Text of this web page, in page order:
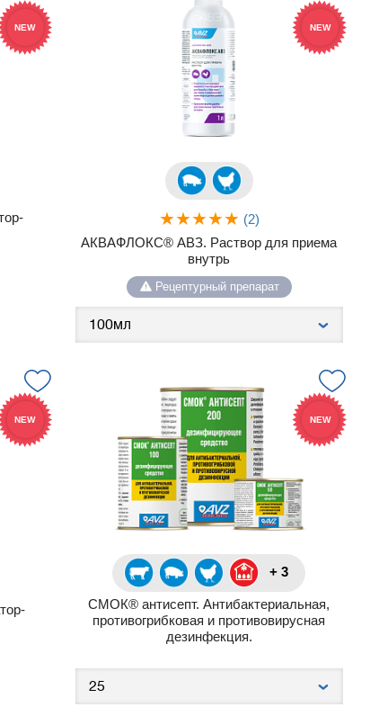
NEW NEW
(2)
АКВАФЛОКС® АВЗ. Раствор для приема
внутрь
Рецептурный препарат
NEW NEW
+ 3
СМОК® антисепт. Антибактериальная,
противогрибковая и противовирусная
дезинфекция.